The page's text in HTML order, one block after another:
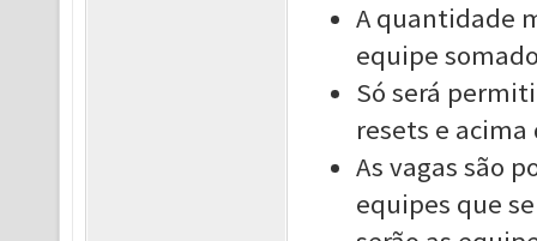
A quantidade
equipe
Só será
resets e acima
As vagas são
equipes que